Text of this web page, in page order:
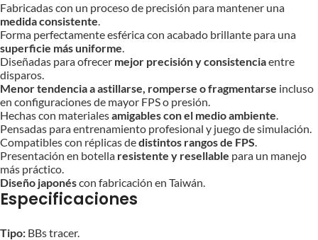
Fabricadas con un proceso de precisión para mantener una
medida consistente.
Forma perfectamente esférica con acabado brillante para una
superficie más uniforme.
Diseñadas para ofrecer mejor precisión y consistenciaentre
disparos.
Menor tendencia a astillarse, romperse o fragmentarse incluso
en configuraciones de mayor FPS o presión.
Hechas con materialesamigables con el medio ambiente.
Pensadas para entrenamiento profesional y juego de simulación.
Compatibles con réplicas dedistintos rangos de FPS.
Presentación en botella resistente y resellable para un manejo
más práctico.
Diseño japonéscon fabricación en Taiwán.
Especificaciones
Tipo: BBs tracer.